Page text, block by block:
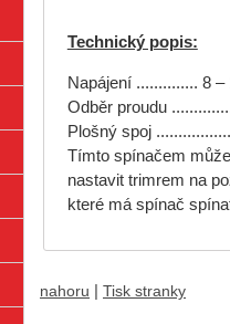
Technický popis:
Napájení .............. 8
Odběr proudu
Plošný spoj
Tímto spínačem
nastavit trimrem na
které má spínač
nahoru Tisk stranky